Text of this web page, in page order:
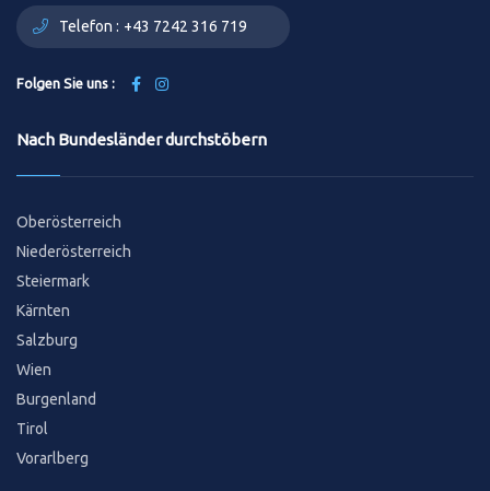
Telefon : +43 7242 316 719
Folgen Sie uns :
Nach Bundesländer durchstöbern
Oberösterreich
Niederösterreich
Steiermark
Kärnten
Salzburg
Wien
Burgenland
Tirol
Vorarlberg